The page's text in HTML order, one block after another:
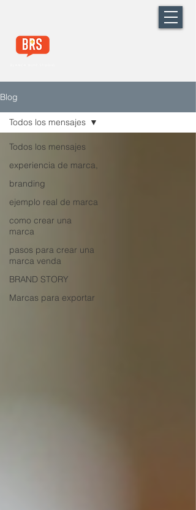
Blog
Todos los mensajes
experiencia de marca,
branding
ejemplo real de marca
como crear una
marca
pasos para crear una
marca venda
BRAND STORY
Marcas para exportar
Todos los mensajes